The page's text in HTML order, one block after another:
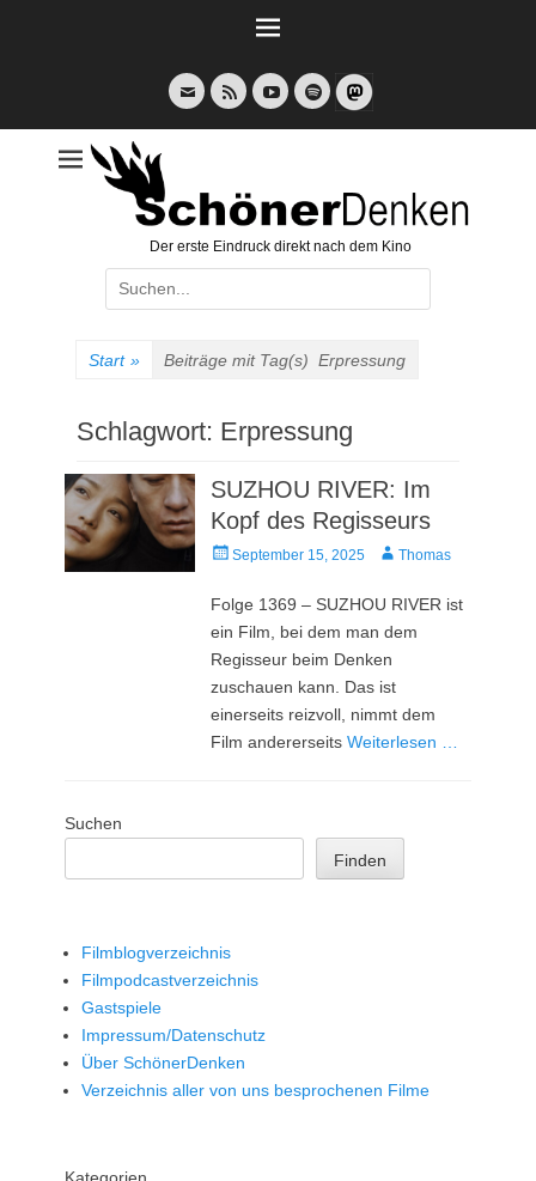
E-
Mail
Feed YouTubeSpotify
Der erste Eindruck direkt nach dem Kino
Suche
nach:
Start » Beiträge mit Tag(s) Erpressung
Schlagwort: Erpressung
SUZHOU RIVER: Im
Kopf des Regisseurs
Veröffentlicht
September 15, 2025 AutorThomas
Folge 1369 – SUZHOU RIVER ist
ein Film, bei dem man dem
Regisseur beim Denken
zuschauen kann. Das ist
einerseits reizvoll, nimmt dem
Film andererseitsWeiterlesen …
Suchen
Finden
Filmblogverzeichnis
Filmpodcastverzeichnis
Gastspiele
Impressum/Datenschutz
Über SchönerDenken
Verzeichnis aller von uns besprochenen Filme